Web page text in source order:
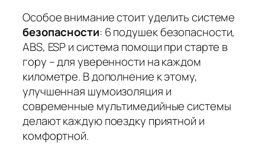
Особое внимание стоит уделить системе
безопасности: 6 подушек безопасности,
ABS, ESP и система помощи при старте в
гору – для уверенности на каждом
километре. В дополнение к этому,
улучшенная шумоизоляция и
современные мультимедийные системы
делают каждую поездку приятной и
комфортной.